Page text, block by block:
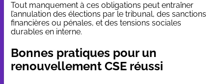
Tout manquement à ces obligations peut entraîner
l’annulation des élections par le tribunal, des sanctions
financières ou pénales, et des tensions sociales
durables en interne.
Bonnes pratiques pour un
renouvellement CSE réussi